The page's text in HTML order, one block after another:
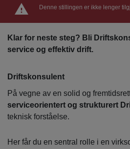
Denne stillingen er ikke lenger
Klar for neste steg? Bli
service og effektiv drift.
Driftskonsulent
På vegne av en solid og
serviceorientert og strukturert
teknisk forståelse.
Her får du en sentral rolle i en